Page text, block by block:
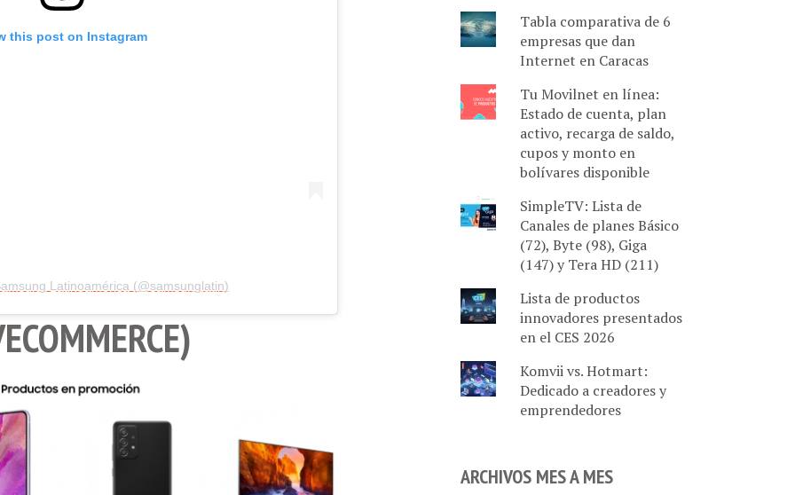
this post on Instagram
Latinoamérica (@samsunglatin)
Tabla comparativa de 6
empresas que dan
Internet en Caracas
Tu Movilnet en línea:
Estado de cuenta, plan
activo, recarga de saldo,
cupos y monto en
bolívares disponible
SimpleTV: Lista de
Canales de planes Básico
(72), Byte (98), Giga
(147) y Tera HD (211)
Lista de productos
innovadores presentados
en el CES 2026
Komvii vs. Hotmart:
Dedicado a creadores y
emprendedores
ARCHIVOS MES A MES